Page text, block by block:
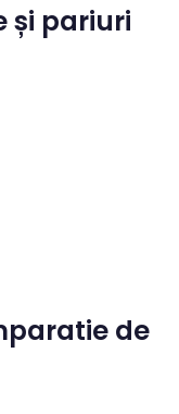
și pariuri
de